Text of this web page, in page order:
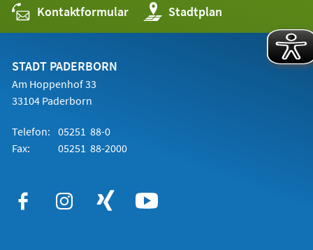
Kontaktformular Stadtplan
(Öffnet
in
einem
STADT PADERBORN
Am Hoppenhof 33
33104 Paderborn
Telefon: 05251 88-0
Fax:
05251 88-2000